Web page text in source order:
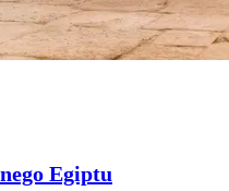
Egiptu